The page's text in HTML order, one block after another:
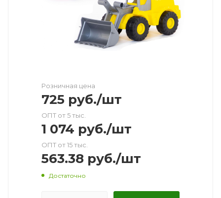
Розничная цена
725 руб./шт
ОПТ от 5 тыс.
1 074 руб./шт
ОПТ от 15 тыс.
563.38 руб./шт
Достаточно